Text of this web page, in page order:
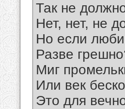
Так не
Нет, нет, не
Но если
Разве
Миг
Или век
Это для